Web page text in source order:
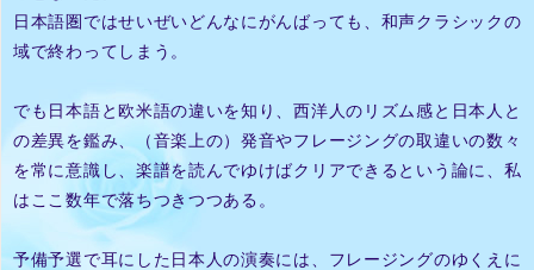
日本語圏ではせいぜいどんなにがんばっても、和声クラシックの
域で終わってしまう。
でも日本語と欧米語の違いを知り、西洋人のリズム感と日本人と
の差異を鑑み、（音楽上の）発音やフレージングの取違いの数々
を常に意識し、楽譜を読んでゆけばクリアできるという論に、私
はここ数年で落ちつきつつある。
予備予選で耳にした日本人の演奏には、フレージングのゆくえに